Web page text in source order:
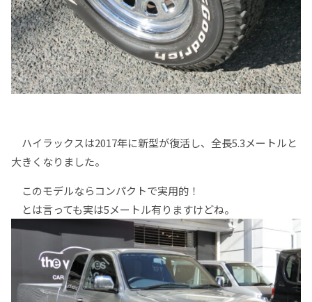
ハイラックスは2017年に新型が復活し、全長5.3メートルと
大きくなりました。
このモデルならコンパクトで実用的！
とは言っても実は5メートル有りますけどね。